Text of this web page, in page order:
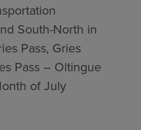
South-North in
Pass, Gries
Pass – Oltingue
of July